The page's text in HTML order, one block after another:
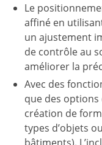
Le
affiné en
un ajustement
de contrôle au
améliorer la
Avec des
que des options
création de
types d’objets